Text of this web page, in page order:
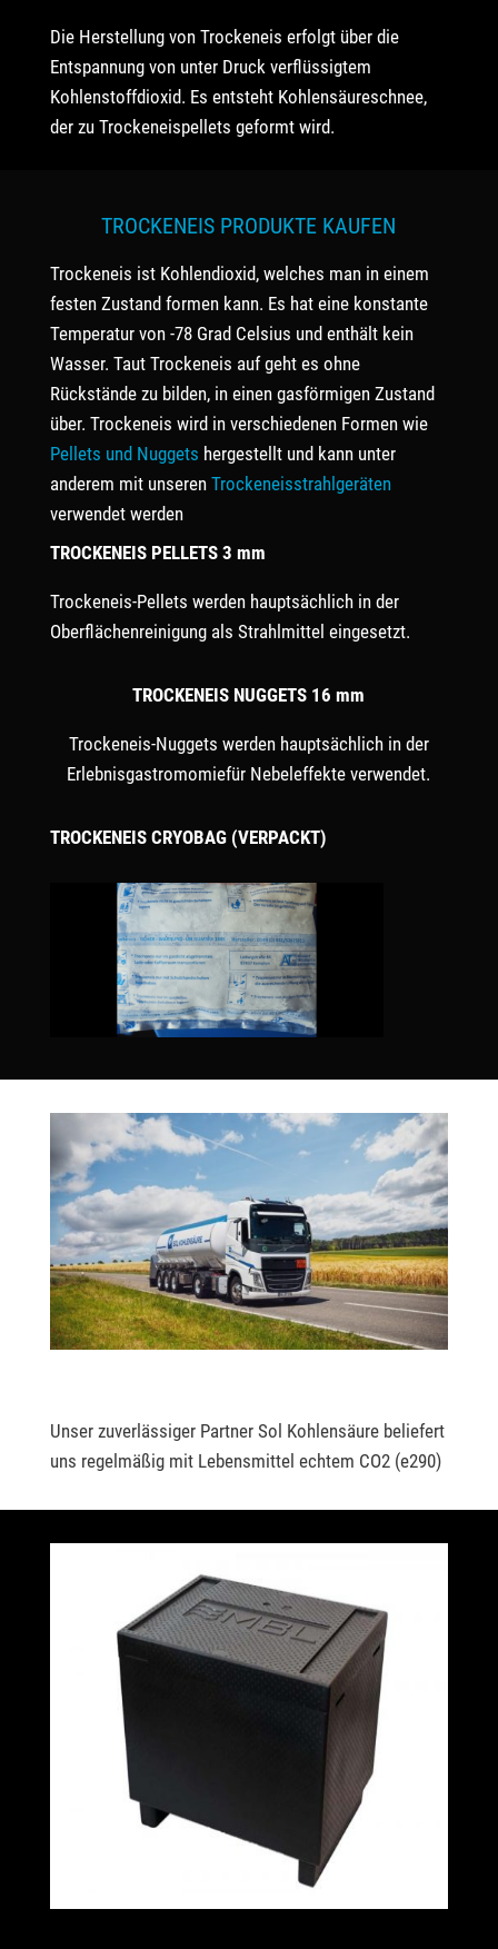
Die Herstellung von Trockeneis erfolgt über die
Entspannung von unter Druck verflüssigtem
Kohlenstoffdioxid. Es entsteht Kohlensäureschnee,
der zu Trockeneispellets geformt wird.
TROCKENEIS PRODUKTE KAUFEN
Trockeneis ist Kohlendioxid, welches man in einem
festen Zustand formen kann. Es hat eine konstante
Temperatur von -78 Grad Celsius und enthält kein
Wasser. Taut Trockeneis auf geht es ohne
Rückstände zu bilden, in einen gasförmigen Zustand
über. Trockeneis wird in verschiedenen Formen wie
Pellets und Nuggets hergestellt und kann unter
anderem mit unseren Trockeneisstrahlgeräten
verwendet werden
TROCKENEIS PELLETS 3 mm
Trockeneis-Pellets werden hauptsächlich in der
Oberflächenreinigung als Strahlmittel eingesetzt.
TROCKENEIS NUGGETS 16 mm
Trockeneis-Nuggets werden hauptsächlich in der
Erlebnisgastromomiefür Nebeleffekte verwendet.
TROCKENEIS CRYOBAG (VERPACKT)
Unser zuverlässiger Partner Sol Kohlensäure beliefert
uns regelmäßig mit Lebensmittel echtem CO2 (e290)